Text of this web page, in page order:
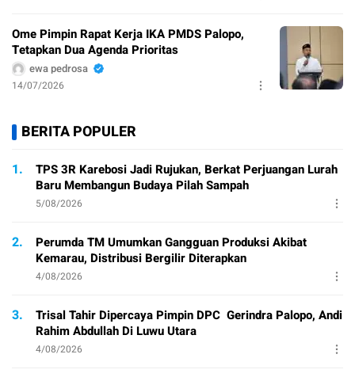
Ome Pimpin Rapat Kerja IKA PMDS Palopo,
Tetapkan Dua Agenda Prioritas
ewa pedrosa
14/07/2026
BERITA POPULER
1.
TPS 3R Karebosi Jadi Rujukan, Berkat Perjuangan Lurah
Baru Membangun Budaya Pilah Sampah
5/08/2026
2.
Perumda TM Umumkan Gangguan Produksi Akibat
Kemarau, Distribusi Bergilir Diterapkan
4/08/2026
3.
Trisal Tahir Dipercaya Pimpin DPC Gerindra Palopo, Andi
Rahim Abdullah Di Luwu Utara
4/08/2026